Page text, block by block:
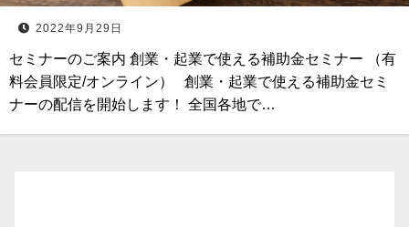
2022年9月29日
セミナーのご案内 創業・起業で使える補助金セミナー （有
料会員限定/オンライン） 創業・起業で使える補助金セミ
ナーの配信を開始します！ 全国各地で…